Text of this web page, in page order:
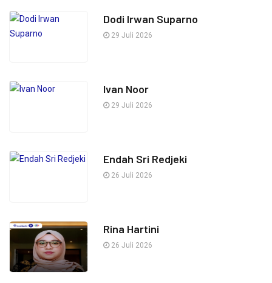
Dodi Irwan Suparno
29 Juli 2026
Ivan Noor
29 Juli 2026
Endah Sri Redjeki
26 Juli 2026
Rina Hartini
26 Juli 2026